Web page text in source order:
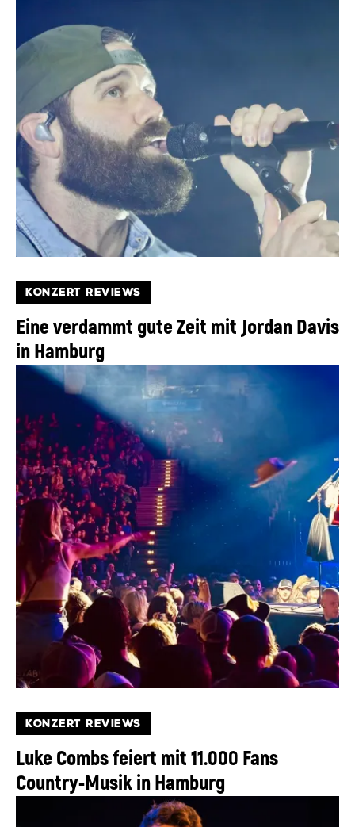
KONZERT REVIEWS
Eine verdammt gute Zeit mit Jordan Davis
in Hamburg
KONZERT REVIEWS
Luke Combs feiert mit 11.000 Fans
Country-Musik in Hamburg